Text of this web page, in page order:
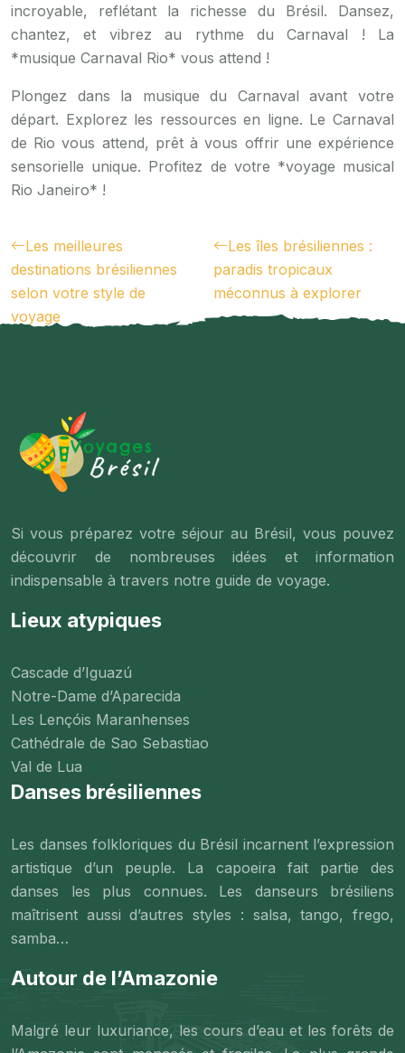
incroyable, reflétant la richesse du Brésil. Dansez,
chantez, et vibrez au rythme du Carnaval ! La
*musique Carnaval Rio* vous attend !
Plongez dans la musique du Carnaval avant votre
départ. Explorez les ressources en ligne. Le Carnaval
de Rio vous attend, prêt à vous offrir une expérience
sensorielle unique. Profitez de votre *voyage musical
Rio Janeiro* !
Les meilleures
destinations brésiliennes
selon votre style de
voyage
Les îles brésiliennes :
paradis tropicaux
méconnus à explorer
Si vous préparez votre séjour au Brésil, vous pouvez
découvrir de nombreuses idées et information
indispensable à travers notre guide de voyage.
Lieux atypiques
Cascade d’Iguazú
Notre-Dame d’Aparecida
Les Lençóis Maranhenses
Cathédrale de Sao Sebastiao
Val de Lua
Danses brésiliennes
Les danses folkloriques du Brésil incarnent l’expression
artistique d’un peuple. La capoeira fait partie des
danses les plus connues. Les danseurs brésiliens
maîtrisent aussi d’autres styles : salsa, tango, frego,
samba…
Autour de l’Amazonie
Malgré leur luxuriance, les cours d’eau et les forêts de